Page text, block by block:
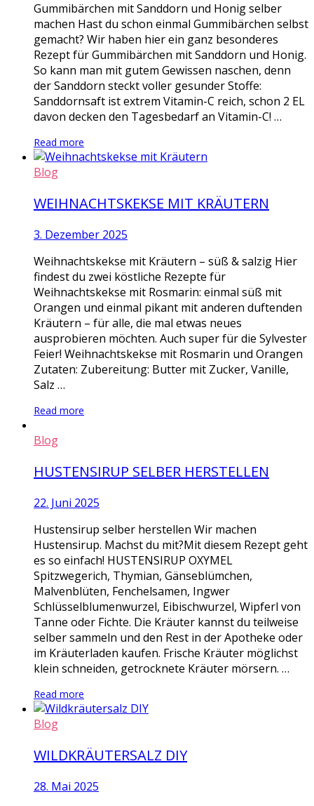
Gummibärchen mit Sanddorn und Honig selber
machen Hast du schon einmal Gummibärchen selbst
gemacht? Wir haben hier ein ganz besonderes
Rezept für Gummibärchen mit Sanddorn und Honig.
So kann man mit gutem Gewissen naschen, denn
der Sanddorn steckt voller gesunder Stoffe:
Sanddornsaft ist extrem Vitamin-C reich, schon 2 EL
davon decken den Tagesbedarf an Vitamin-C! …
Read more
Blog
WEIHNACHTSKEKSE MIT KRÄUTERN
3. Dezember 2025
Weihnachtskekse mit Kräutern – süß & salzig Hier
findest du zwei köstliche Rezepte für
Weihnachtskekse mit Rosmarin: einmal süß mit
Orangen und einmal pikant mit anderen duftenden
Kräutern – für alle, die mal etwas neues
ausprobieren möchten. Auch super für die Sylvester
Feier! Weihnachtskekse mit Rosmarin und Orangen
Zutaten: Zubereitung: Butter mit Zucker, Vanille,
Salz …
Read more
Blog
HUSTENSIRUP SELBER HERSTELLEN
22. Juni 2025
Hustensirup selber herstellen Wir machen
Hustensirup. Machst du mit?Mit diesem Rezept geht
es so einfach! HUSTENSIRUP OXYMEL
Spitzwegerich, Thymian, Gänseblümchen,
Malvenblüten, Fenchelsamen, Ingwer
Schlüsselblumenwurzel, Eibischwurzel, Wipferl von
Tanne oder Fichte. Die Kräuter kannst du teilweise
selber sammeln und den Rest in der Apotheke oder
im Kräuterladen kaufen. Frische Kräuter möglichst
klein schneiden, getrocknete Kräuter mörsern. …
Read more
Blog
WILDKRÄUTERSALZ DIY
28. Mai 2025